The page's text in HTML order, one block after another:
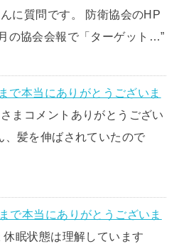
に質問です。 防衛協会のHP
の協会会報で「ターゲット…”
で本当にありがとうございま
まコメントありがとうござい
、髪を伸ばされていたので
で本当にありがとうございま
休眠状態は理解しています